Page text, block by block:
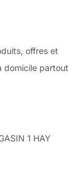
offres et
domicile partout
1 HAY